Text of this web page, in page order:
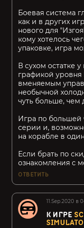
Боевая система
как и в других
нового для
кому хотелось
упаковке, игра
В сухом остатке
графикой уровня
вменяемым
необычной
чуть больше, чем
Игра по большей
серии и,
на корабле в
Если брать по
ознакомления с
ОТВЕТИТЬ
11.Sep.2020 в
К ИГРЕ